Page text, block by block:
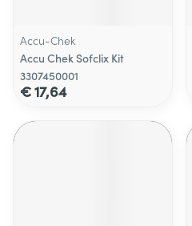
Accu-Chek
Accu Chek Sofclix Kit
3307450001
€ 17,64